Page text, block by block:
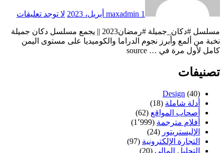
maxadmin 1 أبريل، 2023 لا توجد تعليقات
مسلسل #دكان_جميلة #رمضان2023 || يجمع مسلسل دكان جميلة
نخبة من ألمع وأبرز نجوم الدراما والكوميديا على مستوى اليمن
كامل لأول مرة في … source
تصنيفات
Design (40)
أدلة شاملة (18)
أصحاب المواقع (62)
أفلام مترجمة (1٬999)
الإليستريتور (24)
التجارة الإلكترونية (97)
التحليل المالي (20)